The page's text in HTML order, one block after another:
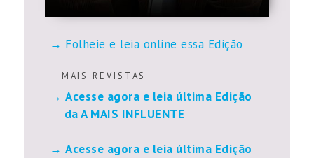
Folheie e leia online essa Edição
M A I S R E V I S T A S
Acesse agora e leia última Edição
da A MAIS INFLUENTE
Acesse agora e leia última Edição